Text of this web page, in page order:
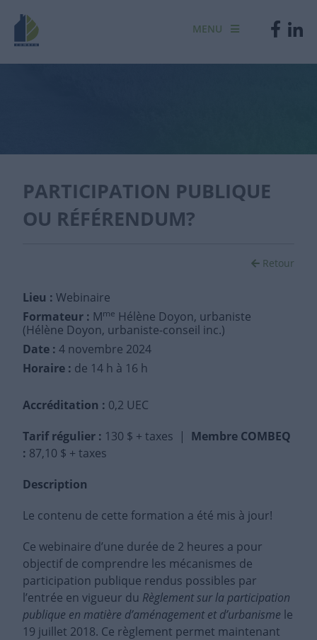
MENU
PARTICIPATION PUBLIQUE
OU RÉFÉRENDUM?
Retour
Lieu : Webinaire
Formateur : Mme Hélène Doyon, urbaniste
(Hélène Doyon, urbaniste-conseil inc.)
Date : 4 novembre 2024
Horaire : de 14 h à 16 h
Accréditation : 0,2 UEC
Tarif régulier : 130 $ + taxes | Membre COMBEQ
: 87,10 $ + taxes
Description
Le contenu de cette formation a été mis à jour!
Ce webinaire d’une durée de 2 heures a pour
objectif de comprendre les mécanismes de
participation publique rendus possibles par
l’entrée en vigueur du Règlement sur la participation
publique en matière d’aménagement et d’urbanisme le
19 juillet 2018. Ce règlement permet maintenant